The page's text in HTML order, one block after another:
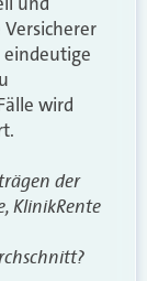
eindeutige
wird
der
KlinikRente